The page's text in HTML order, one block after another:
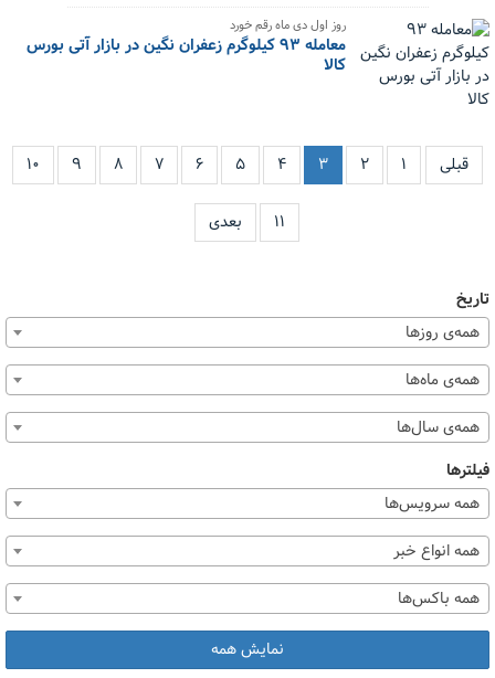
‌روز اول دی ماه رقم خورد
معامله ۹۳ کیلوگرم زعفران نگین در بازار آتی بورس
کالا
قبلی ۱ ۲ ۳ ۴ ۵ ۶ ۷ ۸ ۹ ۱۰
۱۱ بعدی
تاریخ
همه‌ی روزها
همه‌ی ماه‌ها
همه‌ی سال‌ها
فیلترها
همه سرویس‌ها
همه انواع خبر
همه باکس‌ها
نمایش همه